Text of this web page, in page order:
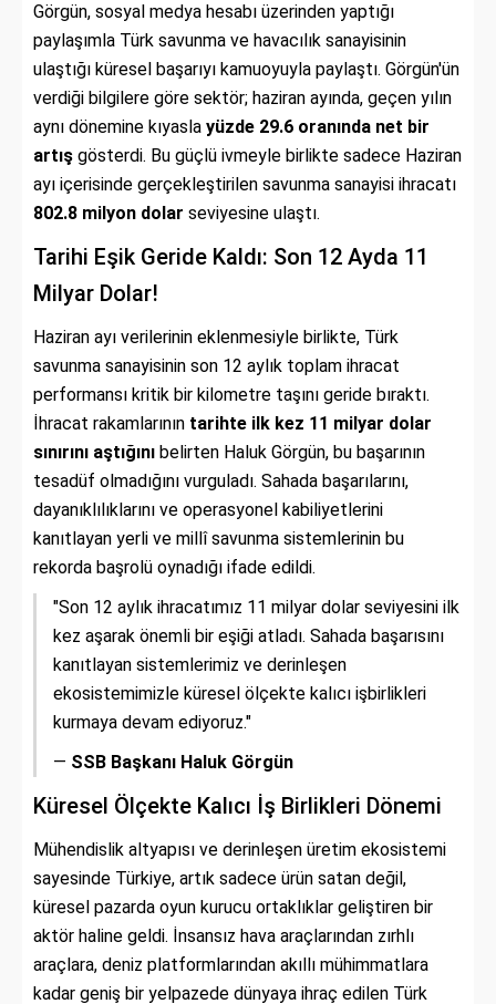
Görgün, sosyal medya hesabı üzerinden yaptığı
paylaşımla Türk savunma ve havacılık sanayisinin
ulaştığı küresel başarıyı kamuoyuyla paylaştı. Görgün'ün
verdiği bilgilere göre sektör; haziran ayında, geçen yılın
aynı dönemine kıyasla yüzde 29.6 oranında net bir
artış gösterdi. Bu güçlü ivmeyle birlikte sadece Haziran
ayı içerisinde gerçekleştirilen savunma sanayisi ihracatı
802.8 milyon dolar seviyesine ulaştı.
Tarihi Eşik Geride Kaldı: Son 12 Ayda 11
Milyar Dolar!
Haziran ayı verilerinin eklenmesiyle birlikte, Türk
savunma sanayisinin son 12 aylık toplam ihracat
performansı kritik bir kilometre taşını geride bıraktı.
İhracat rakamlarının tarihte ilk kez 11 milyar dolar
sınırını aştığını belirten Haluk Görgün, bu başarının
tesadüf olmadığını vurguladı. Sahada başarılarını,
dayanıklılıklarını ve operasyonel kabiliyetlerini
kanıtlayan yerli ve millî savunma sistemlerinin bu
rekorda başrolü oynadığı ifade edildi.
"Son 12 aylık ihracatımız 11 milyar dolar seviyesini ilk
kez aşarak önemli bir eşiği atladı. Sahada başarısını
kanıtlayan sistemlerimiz ve derinleşen
ekosistemimizle küresel ölçekte kalıcı işbirlikleri
kurmaya devam ediyoruz."
— SSB Başkanı Haluk Görgün
Küresel Ölçekte Kalıcı İş Birlikleri Dönemi
Mühendislik altyapısı ve derinleşen üretim ekosistemi
sayesinde Türkiye, artık sadece ürün satan değil,
küresel pazarda oyun kurucu ortaklıklar geliştiren bir
aktör haline geldi. İnsansız hava araçlarından zırhlı
araçlara, deniz platformlarından akıllı mühimmatlara
kadar geniş bir yelpazede dünyaya ihraç edilen Türk